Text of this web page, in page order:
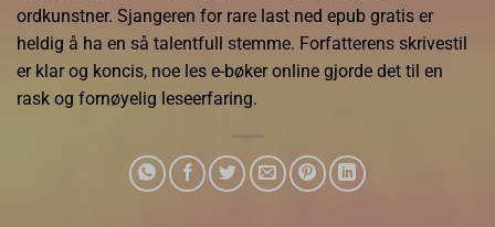
ordkunstner. Sjangeren for rare last ned epub gratis er
heldig å ha en så talentfull stemme. Forfatterens skrivestil
er klar og koncis, noe les e-bøker online gjorde det til en
rask og fornøyelig leseerfaring.